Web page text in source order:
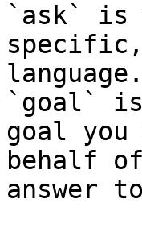
`ask` is
language.
`goal` is
goal
behalf
answer